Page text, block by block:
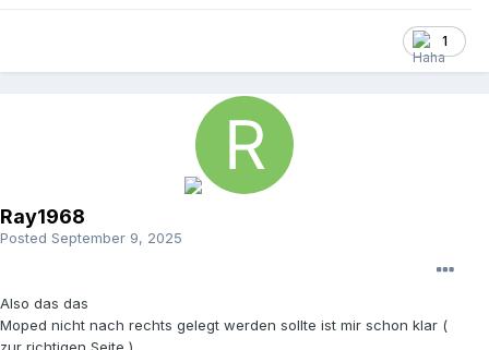
1
Ray1968
Posted September 9, 2025
Also das das
Moped nicht nach rechts gelegt werden sollte ist mir schon klar (